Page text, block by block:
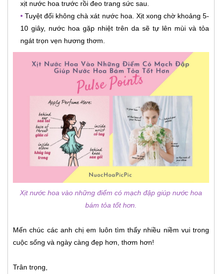
xịt nước hoa trước rồi đeo trang sức sau.
• Tuyệt đối không chà xát nước hoa. Xịt xong chờ khoảng 5-
10 giây, nước hoa gặp nhiệt trên da sẽ tự lên mùi và tỏa
ngát trọn vẹn hương thơm.
Xịt nước hoa vào những điểm có mạch đập giúp nước hoa
bám tỏa tốt hơn.
Mến chúc các anh chị em luôn tìm thấy nhiều niềm vui trong
cuộc sống và ngày càng đẹp hơn, thơm hơn!
Trân trọng,